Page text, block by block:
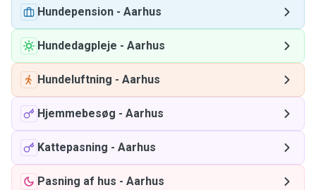
Hundepension - Aarhus
Hundedagpleje - Aarhus
Hundeluftning - Aarhus
Hjemmebesøg - Aarhus
Kattepasning - Aarhus
Pasning af hus - Aarhus